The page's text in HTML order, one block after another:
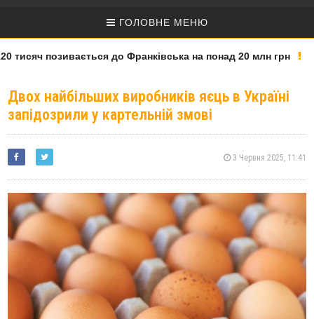
ГОЛОВНЕ МЕНЮ
позивається до Франківська на понад 20 млн грн
Двох найбільших виробників яєць в Україні
запідозрили у картельній змові
3 Червня 2025, 11:41